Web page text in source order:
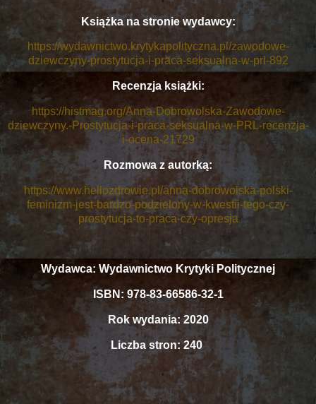
Książka na stronie wydawcy:
https://wydawnictwo.krytykapolityczna.pl/zawodowe-
dziewczyny-prostytucja-i-praca-seksualna-w-prl-892
Recenzja książki:
https://histmag.org/Anna-Dobrowolska-Zawodowe-
dziewczyny.-Prostytucja-i-praca-seksualna-w-PRL-recenzja-
i-ocena-21729
Rozmowa z autorką:
https://www.hellozdrowie.pl/anna-dobrowolska-polski-
feminizm-jest-bardzo-podzielony-w-kwestii-tego-czy-
prostytucja-to-praca-czy-opresja
Wydawca: Wydawnictwo Krytyki Politycznej
ISBN: 978-83-66586-32-1
Rok wydania: 2020
Liczba stron: 240